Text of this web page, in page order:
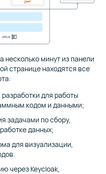
несколько минут из панели
странице находятся все
для работы
кодом и данными;
задачами по сбору,
данных;
для визуализации,
через Keycloak,